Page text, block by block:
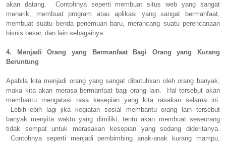
akan datang. Contohnya seperti membuat situs web yang sangat
menarik, membuat program atau aplikasi yang sangat bermanfaat,
membuat suatu benda penemuan baru, merancang suatu perencanaan
bisnis besar, dan lain sebagainya.
4. Menjadi Orang yang Bermanfaat Bagi Orang yang Kurang
Beruntung
Apabila kita menjadi orang yang sangat dibutuhkan oleh orang banyak,
maka kita akan merasa bermanfaat bagi orang lain. Hal tersebut akan
membantu mengatasi rasa kesepian yang kita rasakan selama ini.
Lebih-lebih lagi jika kegiatan sosial membantu orang lain tersebut
banyak menyita waktu yang dimiliki, tentu akan membuat seseorang
tidak sempat untuk merasakan kesepian yang sedang dideritanya.
Contohnya seperti menjadi pembimbing anak-anak kurang mampu,